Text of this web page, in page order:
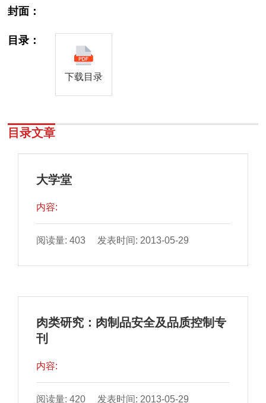
封面：
目录：
下载目录
目录文章
大学堂
内容:
阅读量: 403 发表时间: 2013-05-29
肉类研究：肉制品安全及品质控制专
刊
内容:
阅读量: 420 发表时间: 2013-05-29